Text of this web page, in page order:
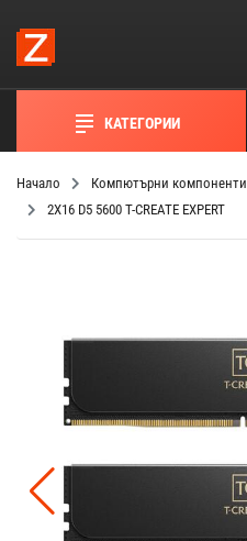
КАТЕГОРИИ
Начало Компютърни компоненти
2X16 D5 5600 T-CREATE EXPERT